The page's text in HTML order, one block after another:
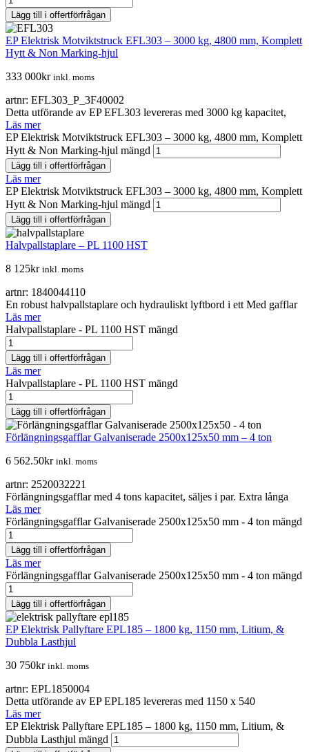
Lägg till i offertförfrågan
EP Elektrisk Motviktstruck EFL303 – 3000 kg, 4800 mm, Komplett
Hytt & Non Marking-hjul
333 000kr inkl. moms
artnr: EFL303_P_3F40002
Detta utförande av EP EFL303 levereras med 3000 kg kapacitet,
Läs mer
EP Elektrisk Motviktstruck EFL303 – 3000 kg, 4800 mm, Komplett
Hytt & Non Marking-hjul mängd
Lägg till i offertförfrågan
Läs mer
EP Elektrisk Motviktstruck EFL303 – 3000 kg, 4800 mm, Komplett
Hytt & Non Marking-hjul mängd
Lägg till i offertförfrågan
Halvpallstaplare – PL 1100 HST
8 125kr inkl. moms
artnr: 1840044110
En robust halvpallstaplare och hydrauliskt lyftbord i ett Med gafflar
Läs mer
Halvpallstaplare - PL 1100 HST mängd
Lägg till i offertförfrågan
Läs mer
Halvpallstaplare - PL 1100 HST mängd
Lägg till i offertförfrågan
Förlängningsgafflar Galvaniserade 2500x125x50 mm – 4 ton
6 562.50kr inkl. moms
artnr: 2520032221
Förlängningsgafflar med 4 tons kapacitet, säljes i par. Extra långa
Läs mer
Förlängningsgafflar Galvaniserade 2500x125x50 mm - 4 ton mängd
Lägg till i offertförfrågan
Läs mer
Förlängningsgafflar Galvaniserade 2500x125x50 mm - 4 ton mängd
Lägg till i offertförfrågan
EP Elektrisk Pallyftare EPL185 – 1800 kg, 1150 mm, Litium, &
Dubbla Lasthjul
30 750kr inkl. moms
artnr: EPL1850004
Detta utförande av EP EPL185 levereras med 1150 x 540
Läs mer
EP Elektrisk Pallyftare EPL185 – 1800 kg, 1150 mm, Litium, &
Dubbla Lasthjul mängd